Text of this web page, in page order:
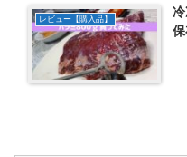
レビュー【購入品】